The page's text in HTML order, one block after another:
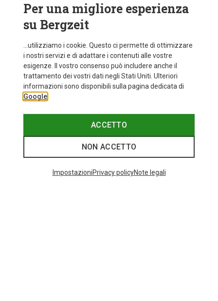
+11
fino a 34%
Categorie speciali
Per una migliore esperienza
su Bergzeit
...utilizziamo i cookie. Questo ci permette di ottimizzare
i nostri servizi e di adattare i contenuti alle vostre
esigenze. Il vostro consenso può includere anche il
trattamento dei vostri dati negli Stati Uniti. Ulteriori
informazioni sono disponibili sulla pagina dedicata di
Google
ACCETTO
NON ACCETTO
ImpostazioniPrivacy policyNote legali